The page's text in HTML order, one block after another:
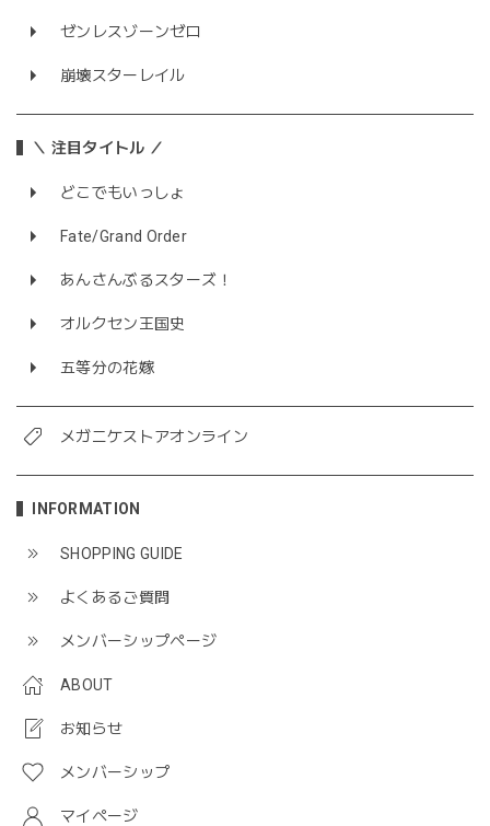
ゼンレスゾーンゼロ
崩壊スターレイル
＼ 注目タイトル ／
どこでもいっしょ
Fate/Grand Order
あんさんぶるスターズ！
オルクセン王国史
五等分の花嫁
メガニケストアオンライン
INFORMATION
SHOPPING GUIDE
よくあるご質問
メンバーシップページ
ABOUT
お知らせ
メンバーシップ
マイページ